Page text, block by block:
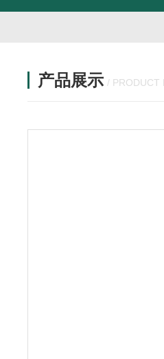
产品展示 / PRODUCT